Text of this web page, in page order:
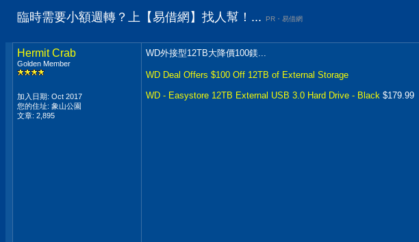
臨時需要小額週轉？上【易借網】找人幫！... PR・易借網
Hermit Crab
Golden Member
加入日期: Oct 2017
您的住址: 象山公園
文章: 2,895
WD外接型12TB大降價100鎂...
WD Deal Offers $100 Off 12TB of External Storage
WD - Easystore 12TB External USB 3.0 Hard Drive - Black $179.99